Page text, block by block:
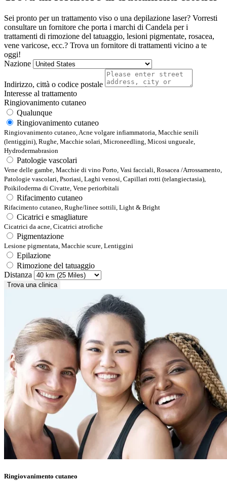
Sei pronto per un trattamento viso o una depilazione laser? Vorresti
consultare un fornitore che porta i marchi di Candela per i
trattamenti di rimozione del tatuaggio, lesioni pigmentate, rosacea,
vene varicose, ecc.? Trova un fornitore di trattamenti vicino a te
oggi!
Nazione
Indirizzo, città o codice postale
Interesse al trattamento
Ringiovanimento cutaneo
Qualunque
Ringiovanimento cutaneo
Ringiovanimento cutaneo, Acne volgare infiammatoria, Macchie senili
(lentiggini), Rughe, Macchie solari, Microneedling, Micosi ungueale,
Hydrodermabrasion
Patologie vascolari
Vene delle gambe, Macchie di vino Porto, Vasi facciali, Rosacea /Arrossamento,
Patologie vascolari, Psoriasi, Laghi venosi, Capillari rotti (telangiectasia),
Poikiloderma di Civatte, Vene periorbitali
Rifacimento cutaneo
Rifacimento cutaneo, Rughe/linee sottili, Light & Bright
Cicatrici e smagliature
Cicatrici da acne, Cicatrici atrofiche
Pigmentazione
Lesione pigmentata, Macchie scure, Lentiggini
Epilazione
Rimozione del tatuaggio
Distanza
Trova una clinica
Ringiovanimento cutaneo